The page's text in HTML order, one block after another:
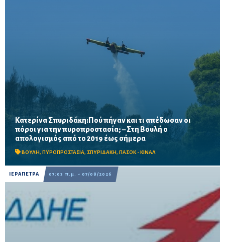
Κατερίνα Σπυριδάκη:Πού πήγαν και τι απέδωσαν οι
πόροι για την πυροπροστασία; – Στη Βουλή ο
απολογισμός από το 2019 έως σήμερα
ΒΟΥΛΗ, ΠΥΡΟΠΡΟΣΤΑΣΙΑ, ΣΠΥΡΙΔΑΚΗ, ΠΑΣΟΚ - ΚΙΝΑΛ
Το ΠΑΣΟΚ ζητά πλήρη απολογισμό των χρηματοδοτήσεων από
το 2019, στοιχεία για τα προγράμματα «ΑΙΓΙΣ» και AntiNero,
καθώς και απαντήσεις για προσωπικό, οχήματα, ε...
ΙΕΡΑΠΕΤΡΑ 07:03 π.μ. - 07/08/2026